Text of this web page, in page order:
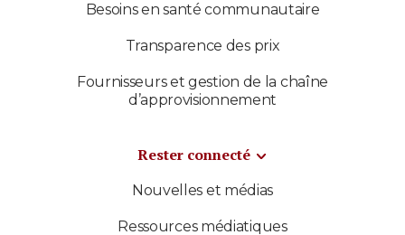
Besoins en santé communautaire
Transparence des prix
Fournisseurs et gestion de la chaîne
d’approvisionnement
Rester connecté
Nouvelles et médias
Ressources médiatiques